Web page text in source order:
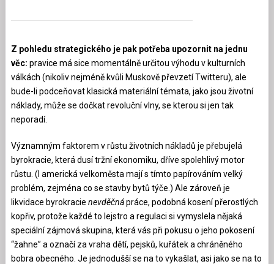
Z pohledu strategického je pak potřeba upozornit na jednu
věc: pravice má sice momentálně určitou výhodu v kulturních
válkách (nikoliv nejméně kvůli Muskově převzetí Twitteru), ale
bude-li podceňovat klasická materiální témata, jako jsou životní
náklady, může se dočkat revoluční vlny, se kterou si jen tak
neporadí.
Významným faktorem v růstu životních nákladů je přebujelá
byrokracie, která dusí tržní ekonomiku, dříve spolehlivý motor
růstu. (I americká velkoměsta mají s tímto papírováním velký
problém, zejména co se stavby bytů týče.) Ale zároveň je
likvidace byrokracie nevděčnápráce, podobná kosení přerostlých
kopřiv, protože každé to lejstro a regulaci si vymyslela nějaká
speciální zájmová skupina, která vás při pokusu o jeho pokosení
“žahne” a označí za vraha dětí, pejsků, kuřátek a chráněného
bobra obecného. Je jednodušší se na to vykašlat, asi jako se na to